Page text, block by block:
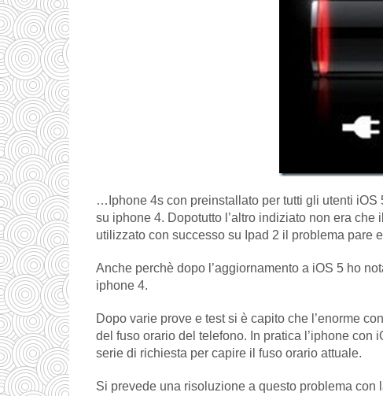
…Iphone 4s con preinstallato per tutti gli utenti
su iphone 4. Dopotutto l’altro indiziato non era
utilizzato con successo su Ipad 2 il problema pare
Anche perchè dopo l’aggiornamento a iOS 5 ho
iphone 4.
Dopo varie prove e test si è capito che l’enorme
del fuso orario del telefono. In pratica l’iphone con
serie di richiesta per capire il fuso orario attuale.
Si prevede una risoluzione a questo problema